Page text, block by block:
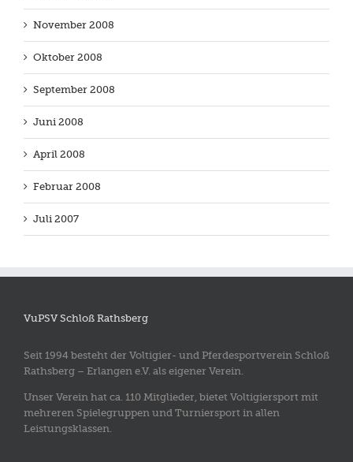
November 2008
Oktober 2008
September 2008
Juni 2008
April 2008
Februar 2008
Juli 2007
VuPSV Schloß Rathsberg
Seit 1994 besteht der Voltigier- und Pferdesportverein Schloß
Rathsberg – Erlangen e.V. als eigener Verein.
Unser Verein hat ca. 110 Mitglieder, bietet Voltigiersport mit
mehreren Spielegruppen und Turniersport in allen
Leistungsklassen.